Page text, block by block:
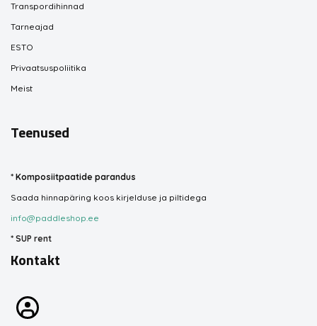
Transpordihinnad
Tarneajad
ESTO
Privaatsuspoliitika
Meist
Teenused
* Komposiitpaatide parandus
Saada hinnapäring koos kirjelduse ja piltidega
info@paddleshop.ee
* SUP rent
Kontakt